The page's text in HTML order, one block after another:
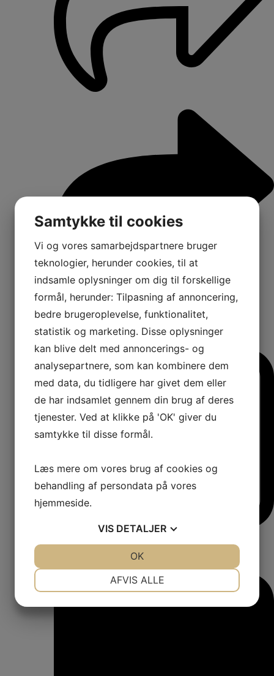
1
Comments:
Samtykke til cookies
Vi og vores samarbejdspartnere bruger
teknologier, herunder cookies, til at
indsamle oplysninger om dig til forskellige
formål, herunder: Tilpasning af annoncering,
bedre brugeroplevelse, funktionalitet,
statistik og marketing. Disse oplysninger
kan blive delt med annoncerings- og
analysepartnere, som kan kombinere dem
med data, du tidligere har givet dem eller
de har indsamlet gennem din brug af deres
tjenester. Ved at klikke på 'OK' giver du
samtykke til disse formål.
Læs mere om vores brug af cookies og
behandling af persondata på vores
hjemmeside.
VIS DETALJER
AFVIS ALLE
OK